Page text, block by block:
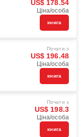
US$ 178.54
Ціна/особа
книга
Почати з
US$ 196.48
Ціна/особа
книга
Почати з
US$ 198.3
Ціна/особа
книга